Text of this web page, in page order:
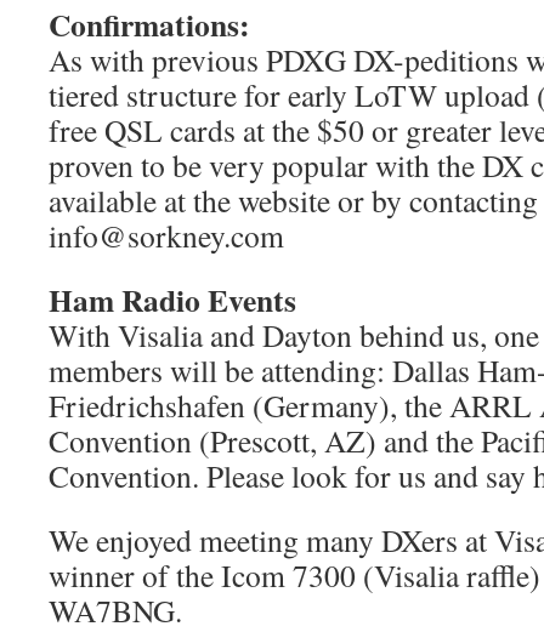
Confirmations:
As with previous PDXG DX-peditions
tiered structure for early LoTW upload
free QSL cards at the $50 or greater
proven to be very popular with the DX
available at the website or by
info@sorkney.com
Ham Radio Events
With Visalia and Dayton behind us,
members will be attending: Dallas
Friedrichshafen (Germany), the ARRL
Convention (Prescott, AZ) and the
Convention. Please look for us and say
We enjoyed meeting many DXers at
winner of the Icom 7300 (Visalia
WA7BNG.